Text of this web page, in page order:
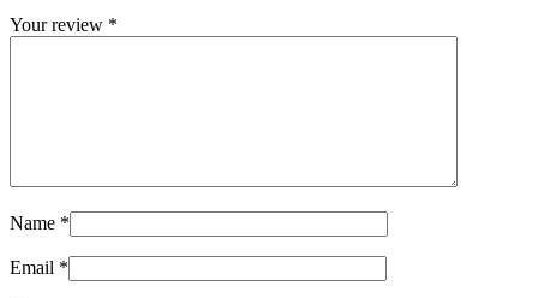
Your review *
Name *
Email *